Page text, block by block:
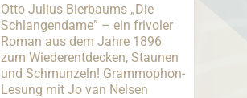
Otto Julius Bierbaums „Die
Schlangendame” – ein frivoler
Roman aus dem Jahre 1896
zum Wiederentdecken, Staunen
und Schmunzeln! Grammophon-
Lesung mit Jo van Nelsen